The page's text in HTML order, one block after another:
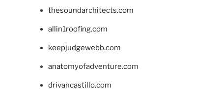
thesoundarchitects.com
allin1roofing.com
keepjudgewebb.com
anatomyofadventure.com
drivancastillo.com